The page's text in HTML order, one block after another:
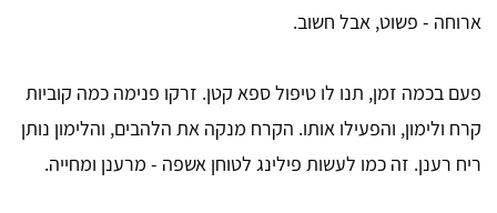
ארוחה - פשוט, אבל חשוב.
פעם בכמה זמן, תנו לו טיפול ספא קטן. זרקו פנימה כמה קוביות
קרח ולימון, והפעילו אותו. הקרח מנקה את הלהבים, והלימון נותן
ריח רענן. זה כמו לעשות פילינג לטוחן אשפה - מרענן ומחייה.